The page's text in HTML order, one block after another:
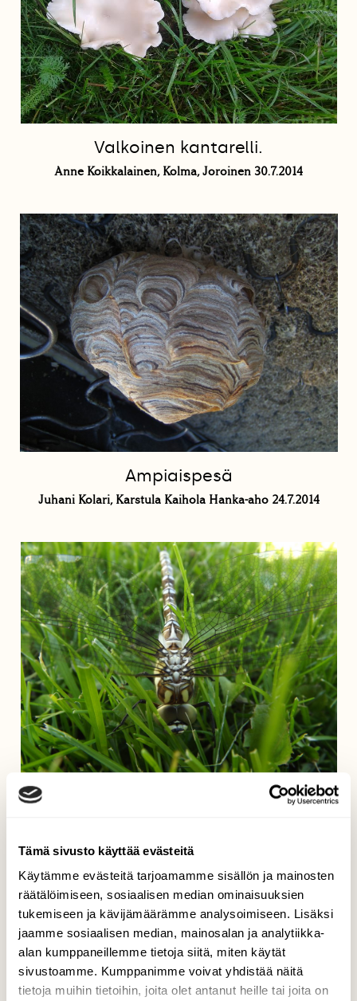
Tämä sivusto käyttää evästeitä
Käytämme evästeitä tarjoamamme sisällön ja mainosten
räätälöimiseen, sosiaalisen median ominaisuuksien
tukemiseen ja kävijämäärämme analysoimiseen. Lisäksi
jaamme sosiaalisen median, mainosalan ja analytiikka-
alan kumppaneillemme tietoja siitä, miten käytät
sivustoamme. Kumppanimme voivat yhdistää näitä
tietoja muihin tietoihin, joita olet antanut heille tai joita on
Valkoinen kantarelli.
Anne Koikkalainen, Kolma, Joroinen 30.7.2014
Ampiaispesä
Juhani Kolari, Karstula Kaihola Hanka-aho 24.7.2014